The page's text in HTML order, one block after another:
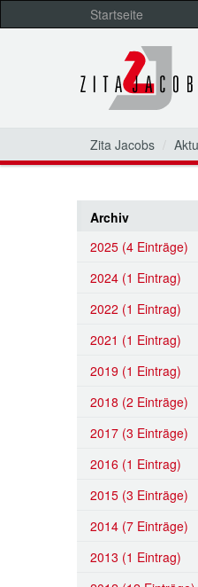
Startseite
Zita Jacobs
Archiv
2025 (4 Einträge)
2024 (1 Eintrag)
2022 (1 Eintrag)
2021 (1 Eintrag)
2019 (1 Eintrag)
2018 (2 Einträge)
2017 (3 Einträge)
2016 (1 Eintrag)
2015 (3 Einträge)
2014 (7 Einträge)
2013 (1 Eintrag)